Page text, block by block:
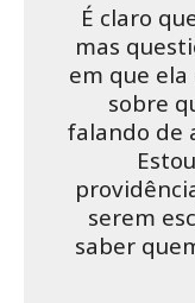
É claro
mas
em que
sobre
falando de
serem
saber